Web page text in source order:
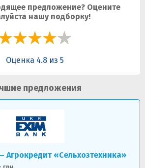
предложение? Оцените
нашу подборку!
Оценка 4.8 из 5
предложения
Агрокредит «Сельхозтехника»